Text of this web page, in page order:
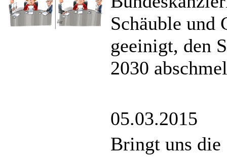
Schäuble und
geeinigt, den
2030
05.03.2015
Bringt uns die